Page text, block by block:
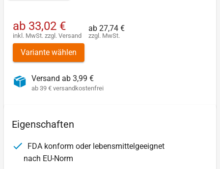
ab 33,02 €
inkl. MwSt. zzgl. Versand
ab 27,74 €
zzgl. MwSt.
Variante wählen
Versand ab 3,99 €
ab 39 € versandkostenfrei
Eigenschaften
FDA konform oder lebensmittelgeeignet
nach EU-Norm